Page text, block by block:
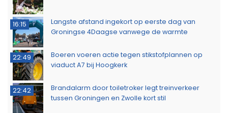
16:15
Langste afstand ingekort op eerste dag van
Groningse 4Daagse vanwege de warmte
22:49
Boeren voeren actie tegen stikstofplannen op
viaduct A7 bij Hoogkerk
22:42
Brandalarm door toiletroker legt treinverkeer
tussen Groningen en Zwolle kort stil